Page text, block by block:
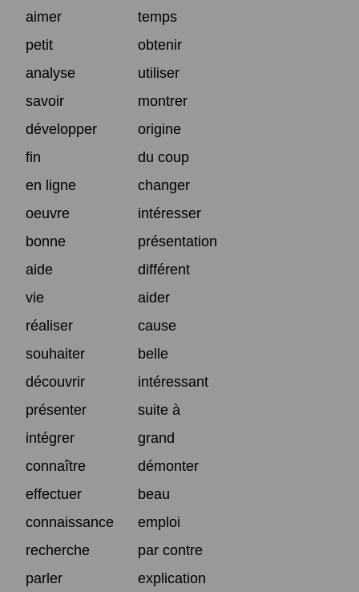
aimer
temps
petit
obtenir
analyse
utiliser
savoir
montrer
développer
origine
fin
du coup
en ligne
changer
oeuvre
intéresser
bonne
présentation
aide
différent
vie
aider
réaliser
cause
souhaiter
belle
découvrir
intéressant
présenter
suite à
intégrer
grand
connaître
démonter
effectuer
beau
connaissance
emploi
recherche
par contre
parler
explication